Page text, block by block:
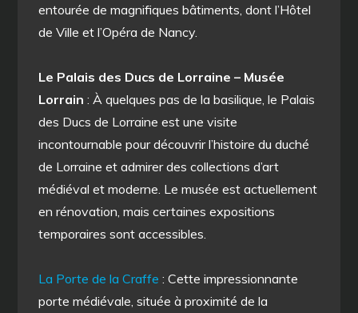
entourée de magnifiques bâtiments, dont l’Hôtel
de Ville et l’Opéra de Nancy.
Le Palais des Ducs de Lorraine – Musée
Lorrain : À quelques pas de la basilique, le Palais
des Ducs de Lorraine est une visite
incontournable pour découvrir l’histoire du duché
de Lorraine et admirer des collections d’art
médiéval et moderne. Le musée est actuellement
en rénovation, mais certaines expositions
temporaires sont accessibles.
La Porte de la Craffe : Cette impressionnante
porte médiévale, située à proximité de la